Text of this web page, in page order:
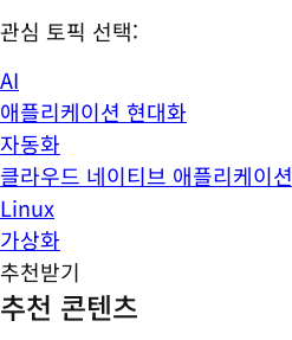
관심 토픽 선택:
AI
애플리케이션 현대화
자동화
클라우드 네이티브 애플리케이션
Linux
가상화
추천받기
추천 콘텐츠